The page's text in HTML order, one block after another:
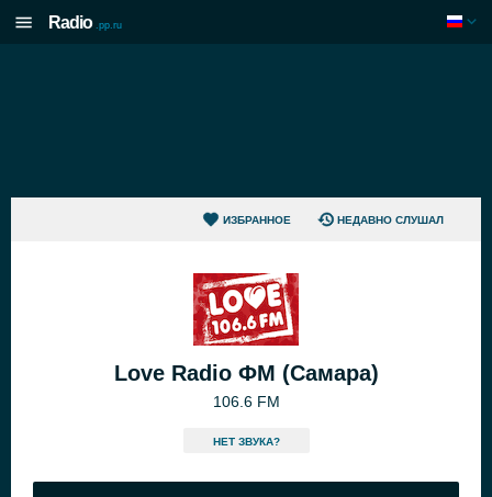
Radio .pp.ru
ИЗБРАННОЕ НЕДАВНО СЛУШАЛ
Love Radio ФМ (Самара)
106.6 FM
HЕТ ЗВУКА?